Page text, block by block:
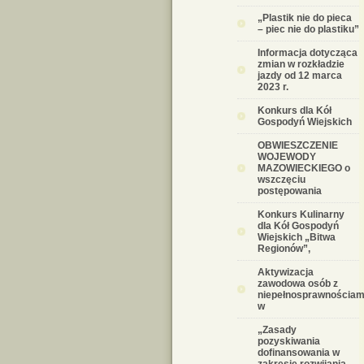
„Plastik nie do pieca
– piec nie do plastiku”
Informacja dotycząca
zmian w rozkładzie
jazdy od 12 marca
2023 r.
Konkurs dla Kół
Gospodyń Wiejskich
OBWIESZCZENIE
WOJEWODY
MAZOWIECKIEGO o
wszczęciu
postępowania
Konkurs Kulinarny
dla Kół Gospodyń
Wiejskich „Bitwa
Regionów”,
Aktywizacja
zawodowa osób z
w
„Zasady
pozyskiwania
dofinansowania w